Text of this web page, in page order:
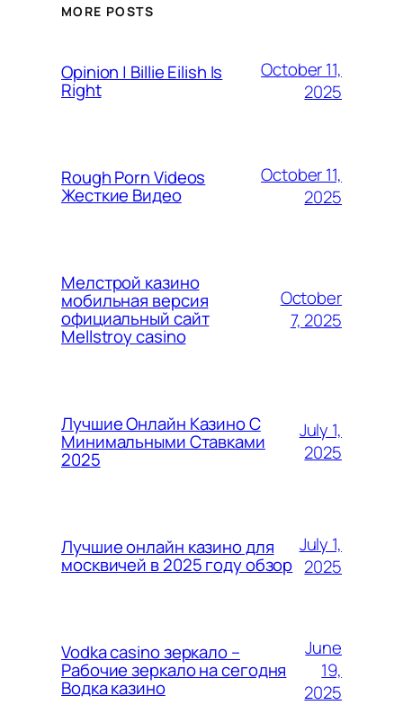
MORE POSTS
Opinion | Billie Eilish Is
Right
October 11,
2025
Rough Porn Videos
Жесткие Видео
October 11,
2025
Мелстрой казино
мобильная версия
официальный сайт
Mellstroy casino
October
7, 2025
Лучшие Онлайн Казино С
Минимальными Ставками
2025
July 1,
2025
Лучшие онлайн казино для
москвичей в 2025 году обзор
July 1,
2025
Vodka casino зеркало –
Рабочие зеркало на сегодня
Водка казино
June
19,
2025